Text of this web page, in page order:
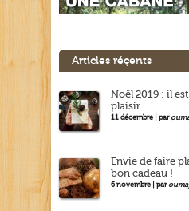
Articles réçents
Noël 2019 : il
plaisir…
11 décembre | par
Envie de faire
bon cadeau !
6 novembre | par